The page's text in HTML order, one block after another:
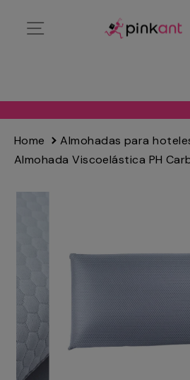
directamente
Home
Almohadas para
Almohada Viscoelástica PH